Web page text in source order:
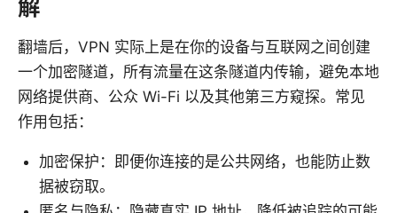
解
翻墙后，VPN 实际上是在你的设备与互联网之间创建
一个加密隧道，所有流量在这条隧道内传输，避免本地
网络提供商、公众 Wi-Fi 以及其他第三方窥探。常见
作用包括：
加密保护：即便你连接的是公共网络，也能防止数
据被窃取。